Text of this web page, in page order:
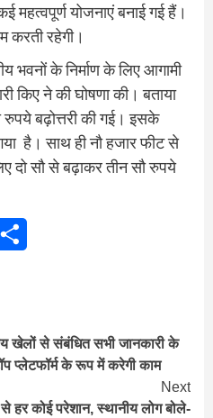
महत्वपूर्ण योजनाएं बनाई गई हैं।
रहेगी।
भवनों के निर्माण के लिए आगामी
किए ने की घोषणा की। बताया
रुपये बढ़ोत्तरी की गई। इसके
है। साथ ही नौ हजार फीट से
दो सौ से बढ़ाकर तीन सौ रुपये
खेलों से संबंधित सभी जानकारी के
प्लेटफॉर्म के रूप में करेगी काम
Next
हर कोई परेशान, स्थानीय लोग बोले-